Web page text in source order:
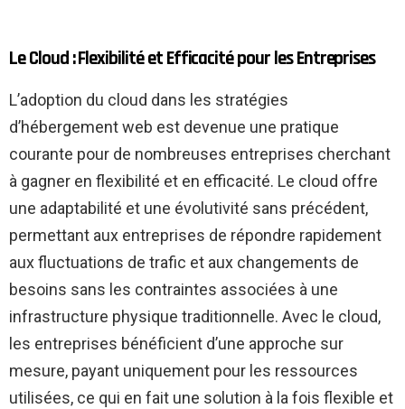
Le Cloud : Flexibilité et Efficacité pour les Entreprises
L’adoption du cloud dans les stratégies
d’hébergement web est devenue une pratique
courante pour de nombreuses entreprises cherchant
à gagner en flexibilité et en efficacité. Le cloud offre
une adaptabilité et une évolutivité sans précédent,
permettant aux entreprises de répondre rapidement
aux fluctuations de trafic et aux changements de
besoins sans les contraintes associées à une
infrastructure physique traditionnelle. Avec le cloud,
les entreprises bénéficient d’une approche sur
mesure, payant uniquement pour les ressources
utilisées, ce qui en fait une solution à la fois flexible et